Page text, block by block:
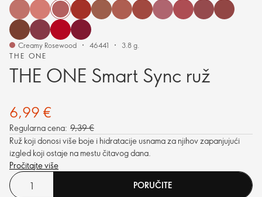
THE ONE
THE ONE Smart Sync ruž
Creamy Rosewood 46441 3.8 g.
6,99 €
Regularna cena: 9,39 €
Ruž koji donosi više boje i hidratacije usnama za njihov zapanjujući
izgled koji ostaje na mestu čitavog dana.
Pročitajte više
PORUČITE